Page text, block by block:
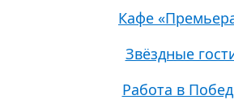
Кафе
Звёздные
Работа в